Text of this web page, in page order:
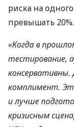
риска на
превышать 20%.
«Когда в
тестирование,
комплимент.
и лучше
кризисным